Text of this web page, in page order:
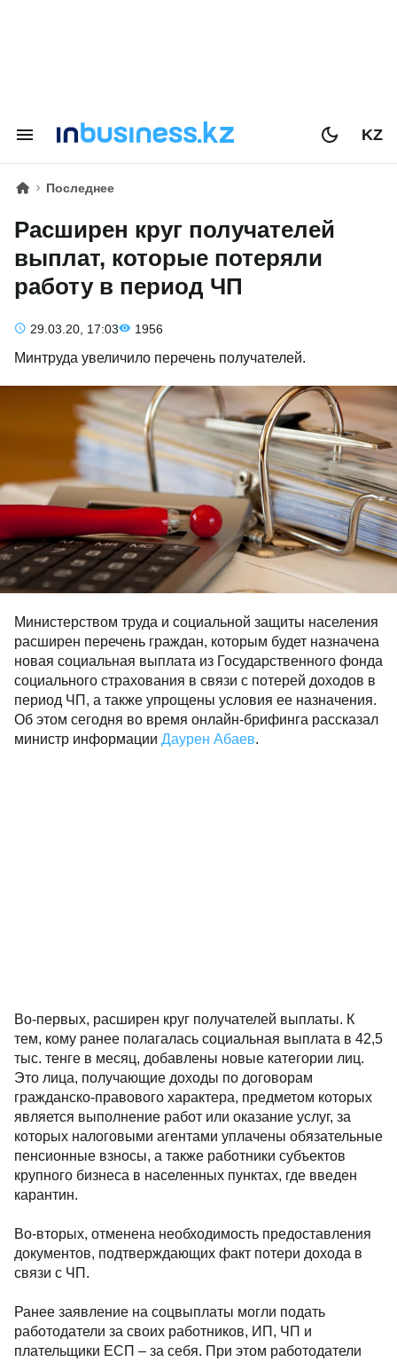
KZ
Последнее
Расширен круг получателей
выплат, которые потеряли
работу в период ЧП
29.03.20, 17:03 1956
Минтруда увеличило перечень получателей.
Министерством труда и социальной защиты населения
расширен перечень граждан, которым будет назначена
новая социальная выплата из Государственного фонда
социального страхования в связи с потерей доходов в
период ЧП, а также упрощены условия ее назначения.
Об этом сегодня во время онлайн-брифинга рассказал
министр информации Даурен Абаев.
Во-первых, расширен круг получателей выплаты. К
тем, кому ранее полагалась социальная выплата в 42,5
тыс. тенге в месяц, добавлены новые категории лиц.
Это лица, получающие доходы по договорам
гражданско-правового характера, предметом которых
является выполнение работ или оказание услуг, за
которых налоговыми агентами уплачены обязательные
пенсионные взносы, а также работники субъектов
крупного бизнеса в населенных пунктах, где введен
карантин.
Во-вторых, отменена необходимость предоставления
документов, подтверждающих факт потери дохода в
связи с ЧП.
Ранее заявление на соцвыплаты могли подать
работодатели за своих работников, ИП, ЧП и
плательщики ЕСП – за себя. При этом работодатели